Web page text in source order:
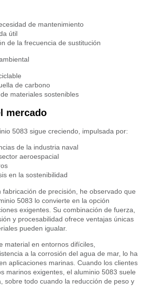
de mantenimiento
útil
de la frecuencia de sustitución
de carbono
materiales sostenibles
mercado
5083 sigue creciendo, impulsada por:
de la industria naval
aeroespacial
en la sostenibilidad
fabricación de precisión, he observado que
5083 lo convierte en la opción
exigentes. Su combinación de fuerza,
y procesabilidad ofrece ventajas únicas
pueden igualar.
material en entornos difíciles,
a la corrosión del agua de mar, lo ha
aplicaciones marinas. Cuando los clientes
marinos exigentes, el aluminio 5083 suele
sobre todo cuando la reducción de peso y